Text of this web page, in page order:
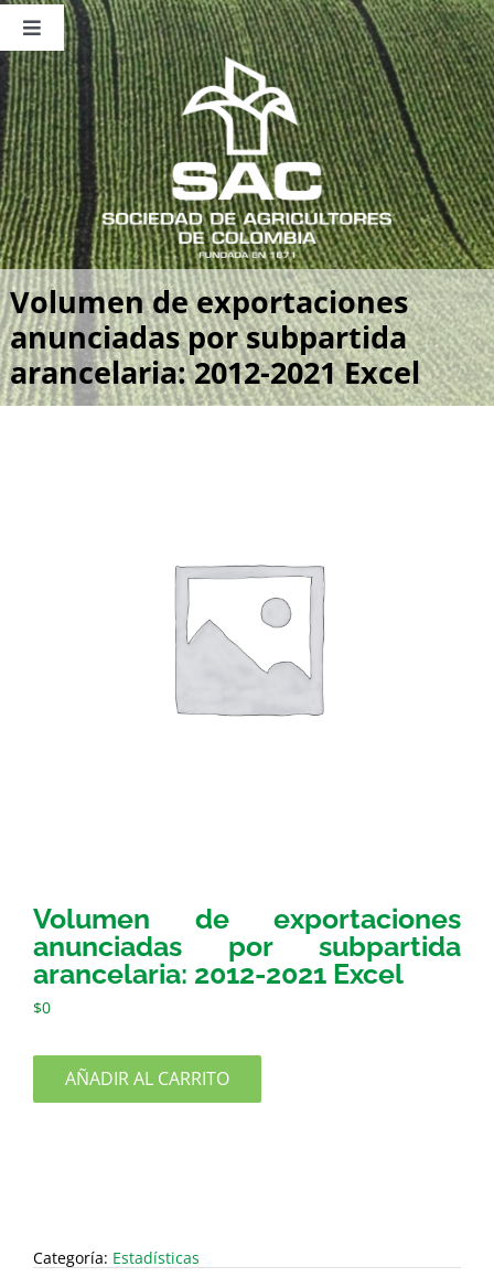
Saltar
contenido
Toggle
Navigation
Nosotros
Publicaciones
Sala de Prensa
Eventos
Volumen de exportaciones
anunciadas por subpartida
arancelaria: 2012-2021 Excel
Volumen de exportaciones
anunciadas por subpartida
arancelaria: 2012-2021 Excel
$0
AÑADIR AL CARRITO
Categoría: Estadísticas